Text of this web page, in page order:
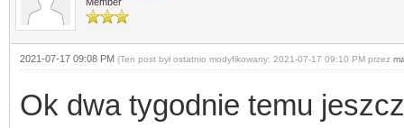
2021-07-17 09:08 PM (Ten post był ostatnio modyfikowany: 2021-07-17 09:10 PM przez
Ok dwa tygodnie temu